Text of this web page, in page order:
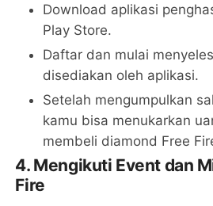
Download aplikasi
Play Store.
Daftar dan mulai
disediakan oleh aplikasi.
Setelah mengumpulkan
kamu bisa menukarkan
membeli diamond Free
4. Mengikuti Event dan
Fire